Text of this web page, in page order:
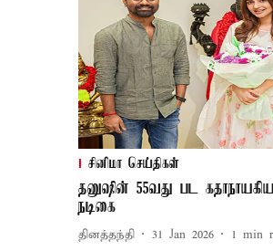
சினிமா செய்திகள்
தனுஷின் 55வது பட
நடிகை
தினத்தந்தி 31 Jan 2026 1 min